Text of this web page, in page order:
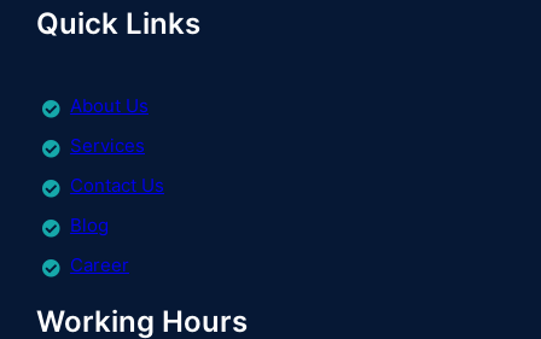
Quick Links
About Us
Services
Contact Us
Blog
Career
Working Hours